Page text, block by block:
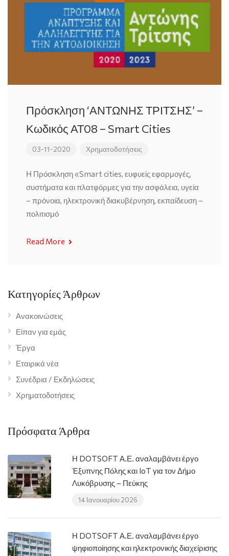
Πρόσκληση ‘ΑΝΤΩΝΗΣ ΤΡΙΤΣΗΣ’ –
Κωδικός ΑΤ08 – Smart Cities
03-11-2020 Χρηματοδοτήσεις
Η Πρόσκληση «Smart cities, ευφυείς εφαρμογές,
συστήματα και πλατφόρμες για την ασφάλεια, υγεία
– πρόνοια, ηλεκτρονική διακυβέρνηση, εκπαίδευση –
πολιτισμό
Read More
Κατηγορίες Άρθρων
Ανακοινώσεις
Είπαν για εμάς
Έργα
Εταιρικά νέα
Συνέδρια / Εκδηλώσεις
Χρηματοδοτήσεις
Πρόσφατα Άρθρα
Η DOTSOFT Α.Ε. αναλαμβάνει έργο
Έξυπνης Πόλης και IoT για τον Δήμο
Λυκόβρυσης – Πεύκης
14 Ιανουαρίου 2026
Η DOTSOFT Α.Ε. αναλαμβάνει έργο
ψηφιοποίησης και ηλεκτρονικής διαχείρισης